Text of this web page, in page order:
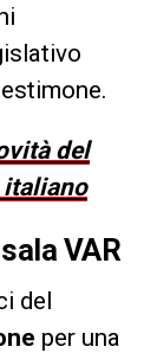
del
VAR
del
per una